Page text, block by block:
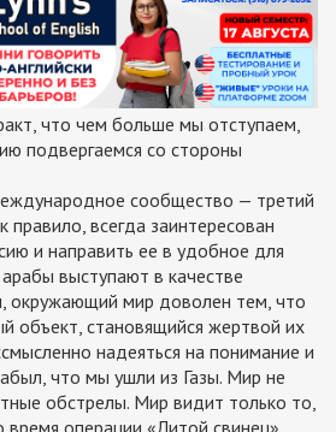
что чем больше мы отступаем,
подвергаемся со стороны
сообщество — третий
правило, всегда заинтересован
и направить ее в удобное для
выступают в качестве
окружающий мир доволен тем, что
объект, становящийся жертвой их
надеяться на понимание и
что мы ушли из Газы. Мир не
обстрелы. Мир видит только то,
операции «Литой свинец»